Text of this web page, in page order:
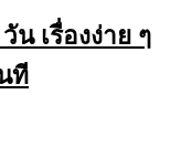
น เรื่องง่าย ๆ
ที